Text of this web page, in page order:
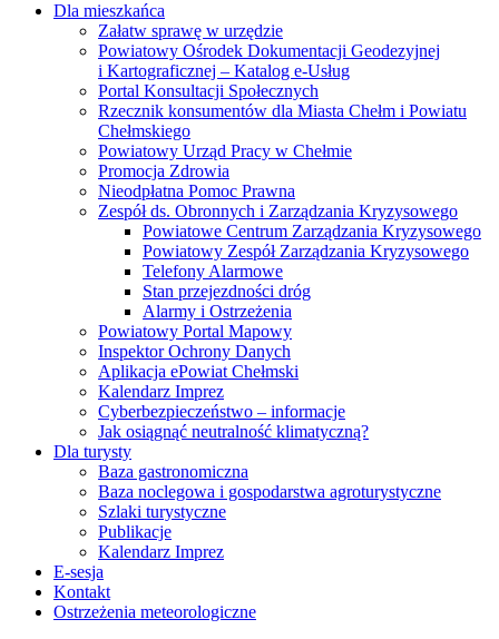
Dla mieszkańca
Załatw sprawę w urzędzie
Powiatowy Ośrodek Dokumentacji Geodezyjnej
i Kartograficznej – Katalog e-Usług
Portal Konsultacji Społecznych
Rzecznik konsumentów dla Miasta Chełm i Powiatu
Chełmskiego
Powiatowy Urząd Pracy w Chełmie
Promocja Zdrowia
Nieodpłatna Pomoc Prawna
Zespół ds. Obronnych i Zarządzania Kryzysowego
Powiatowe Centrum Zarządzania Kryzysowego
Powiatowy Zespół Zarządzania Kryzysowego
Telefony Alarmowe
Stan przejezdności dróg
Alarmy i Ostrzeżenia
Powiatowy Portal Mapowy
Inspektor Ochrony Danych
Aplikacja ePowiat Chełmski
Kalendarz Imprez
Cyberbezpieczeństwo – informacje
Jak osiągnąć neutralność klimatyczną?
Dla turysty
Baza gastronomiczna
Baza noclegowa i gospodarstwa agroturystyczne
Szlaki turystyczne
Publikacje
Kalendarz Imprez
E-sesja
Kontakt
Ostrzeżenia meteorologiczne